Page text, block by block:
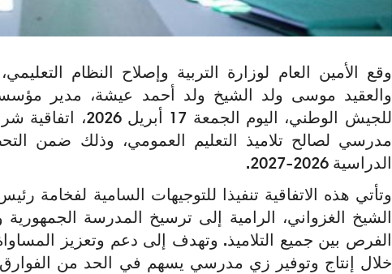
وقع الأمين العام لوزارة التربية وإصلاح النظام
والعقيد موسى ولد الشيخ ولد أحمد عيشة، مدير
مدرسي لصالح تلاميذ التعليم العمومي، وذلك ضمن
الدراسية 2026-2027.
وتأتي هذه الاتفاقية تنفيذا للتوجيهات السامية لفخامة
الشيخ الغزواني، الرامية إلى ترسيخ المدرسة الجمهورية
الفرص بين جميع التلاميذ. وتهدف إلى دعم وتعزيز
خلال إنتاج وتوفير زي مدرسي يسهم في الحد من الفوارق